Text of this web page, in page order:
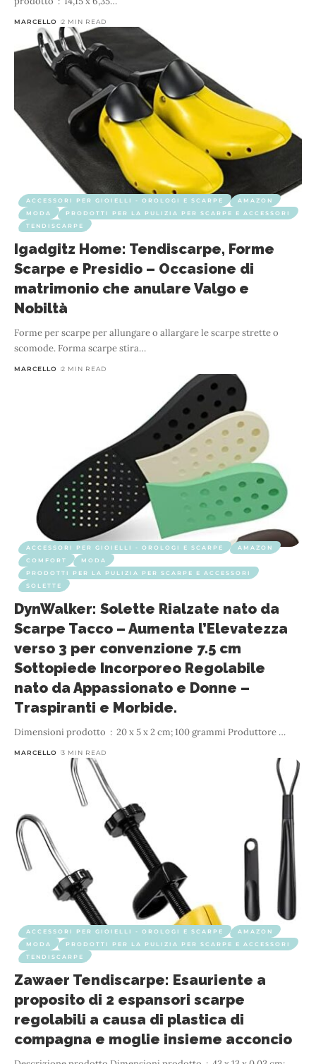
MARCELLO 2 MIN READ
ACCESSORI PER GIOIELLI - OROLOGI E SCARPE
AMAZON
MODA
PRODOTTI PER LA PULIZIA PER SCARPE E ACCESSORI
TENDISCARPE
Igadgitz Home: Tendiscarpe, Forme
Scarpe e Presidio – Occasione di
matrimonio che anulare Valgo e
Nobiltà
Forme per scarpe per allungare o allargare le scarpe strette o
scomode. Forma scarpe stira…
MARCELLO 2 MIN READ
ACCESSORI PER GIOIELLI - OROLOGI E SCARPE
AMAZON
COMFORT
MODA
PRODOTTI PER LA PULIZIA PER SCARPE E ACCESSORI
SOLETTE
DynWalker: Solette Rialzate nato da
Scarpe Tacco – Aumenta l’Elevatezza
verso 3 per convenzione 7.5 cm
Sottopiede Incorporeo Regolabile
nato da Appassionato e Donne –
Traspiranti e Morbide.
…
MARCELLO 3 MIN READ
ACCESSORI PER GIOIELLI - OROLOGI E SCARPE
AMAZON
MODA
PRODOTTI PER LA PULIZIA PER SCARPE E ACCESSORI
TENDISCARPE
Zawaer Tendiscarpe: Esauriente a
proposito di 2 espansori scarpe
regolabili a causa di plastica di
compagna e moglie insieme acconcio